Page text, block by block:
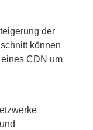
der
können
CDN um